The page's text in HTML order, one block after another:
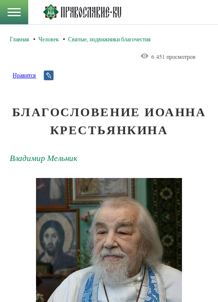
Главная Человек Святые, подвижники благочестия
6 451 просмотров
Нравится
БЛАГОСЛОВЕНИЕ ИОАННА
КРЕСТЬЯНКИНА
Владимир Мельник